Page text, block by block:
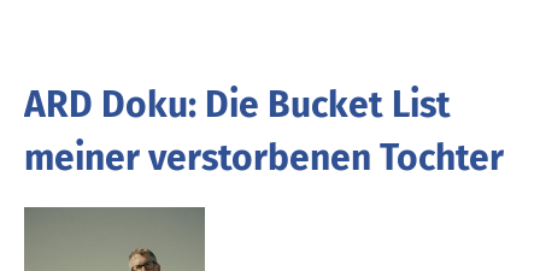
ARD Doku: Die Bucket List
meiner verstorbenen Tochter